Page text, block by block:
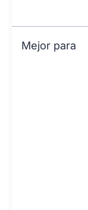
Mejor para